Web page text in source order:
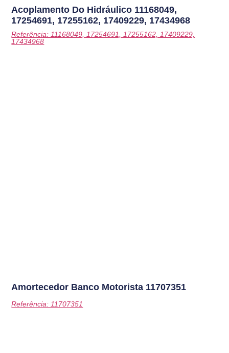
Acoplamento Do Hidráulico 11168049,
17254691, 17255162, 17409229, 17434968
Referência: 11168049, 17254691, 17255162, 17409229,
17434968
Amortecedor Banco Motorista 11707351
Referência: 11707351